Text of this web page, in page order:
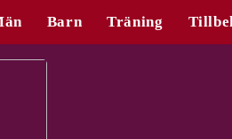
Barn Träning